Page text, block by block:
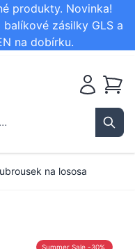
produkty. Novinka!
zásilky GLS a
na dobírku.
Košík
na lososa
Summer Sale -30%